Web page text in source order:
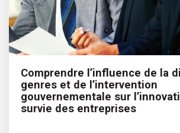
Comprendre l’influence de la
genres et de l’intervention
gouvernementale sur
survie des entreprises